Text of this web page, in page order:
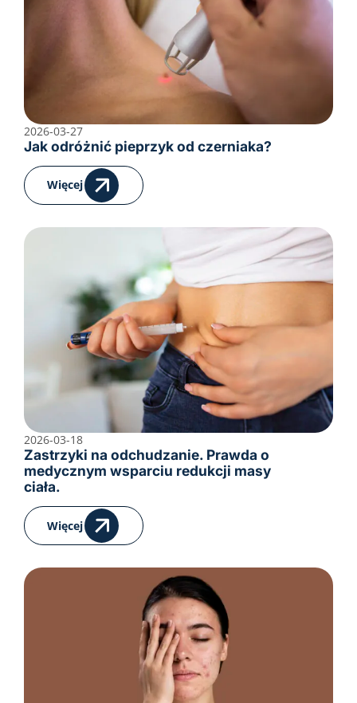
Jak odróżnić pieprzyk od czerniaka?
2026-03-27
Więcej
Zastrzyki na odchudzanie. Prawda o
medycznym wsparciu redukcji masy
ciała.
2026-03-18
Więcej